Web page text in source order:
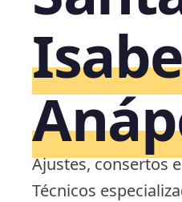
Ajustes, consertos
Técnicos